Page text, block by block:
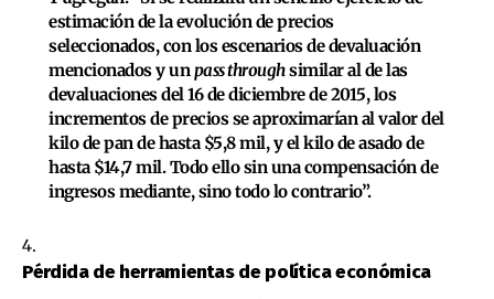
estimación de la evolución de precios
seleccionados, con los escenarios de devaluación
mencionados y unpass throughsimilar al de las
devaluaciones del 16 de diciembre de 2015, los
incrementos de precios se aproximarían al valor del
kilo de pan de hasta $5,8 mil, y el kilo de asado de
hasta $14,7 mil. Todo ello sin una compensación de
ingresos mediante, sino todo lo contrario”.
Pérdida de herramientas de política económica